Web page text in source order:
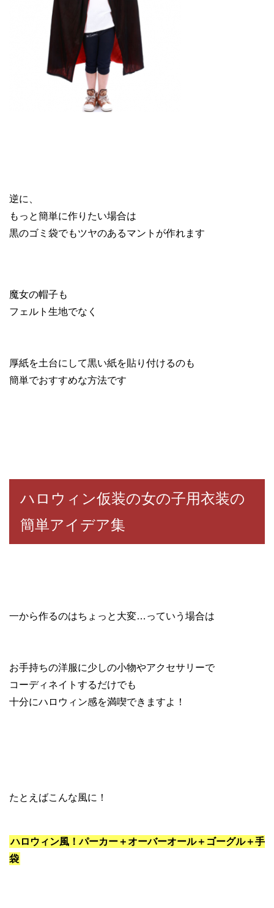
逆に、
もっと簡単に作りたい場合は
黒のゴミ袋でもツヤのあるマントが作れます
魔女の帽子も
フェルト生地でなく
厚紙を土台にして黒い紙を貼り付けるのも
簡単でおすすめな方法です
ハロウィン仮装の女の子用衣装の
簡単アイデア集
一から作るのはちょっと大変…っていう場合は
お手持ちの洋服に少しの小物やアクセサリーで
コーディネイトするだけでも
十分にハロウィン感を満喫できますよ！
たとえばこんな風に！
ハロウィン風！パーカー＋オーバーオール＋ゴーグル＋手
袋